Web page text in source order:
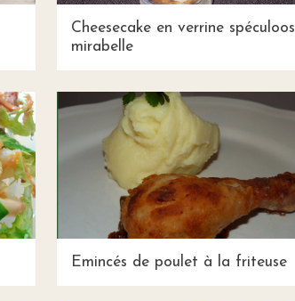
Cheesecake en verrine spéculoos
mirabelle
Emincés de poulet à la friteuse